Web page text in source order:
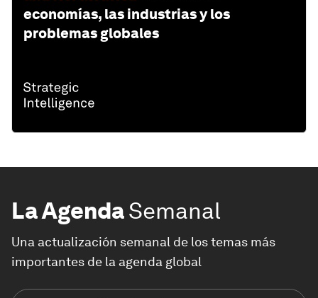
economías, las industrias y los
problemas globales
La AgendaSemanal
Una actualización semanal de los temas más
importantes de la agenda global